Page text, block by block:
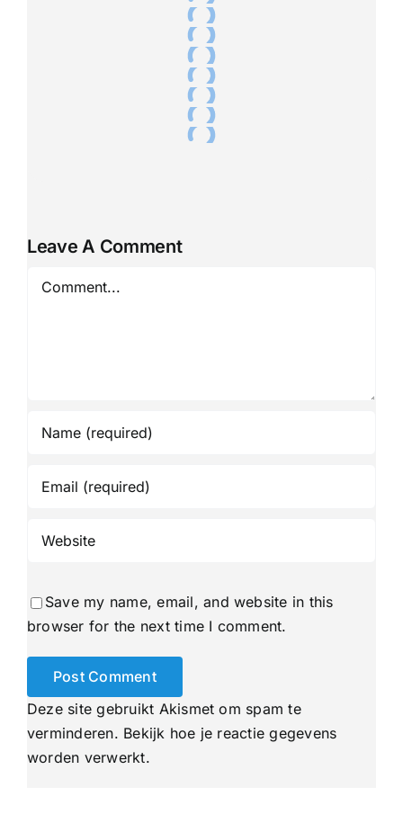
Leave A Comment
Comment
Save my name, email, and website in this
browser for the next time I comment.
Deze site gebruikt Akismet om spam te
verminderen. Bekijk hoe je reactie gegevens
worden verwerkt.